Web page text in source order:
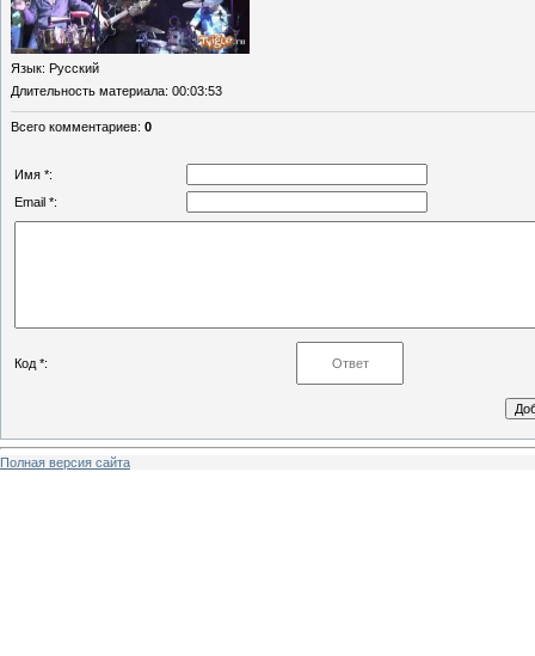
Язык: Русский
Длительность материала: 00:03:53
Всего комментариев: 0
Имя *:
Email *:
Код *:
Полная версия сайта